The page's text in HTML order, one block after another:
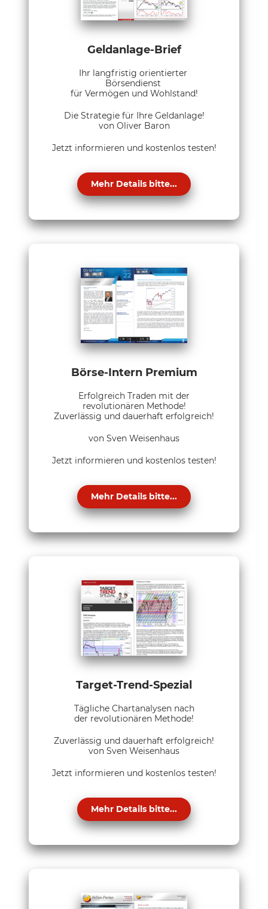
Geldanlage-Brief
Ihr langfristig orientierter
Börsendienst
für Vermögen und Wohlstand!
Die Strategie für Ihre Geldanlage!
von Oliver Baron
Jetzt informieren und kostenlos testen!
Mehr Details bitte...
Börse-Intern Premium
Erfolgreich Traden mit der
revolutionären Methode!
Zuverlässig und dauerhaft erfolgreich!
von Sven Weisenhaus
Jetzt informieren und kostenlos testen!
Mehr Details bitte...
Target-Trend-Spezial
Tägliche Chartanalysen nach
der revolutionären Methode!
Zuverlässig und dauerhaft erfolgreich!
von Sven Weisenhaus
Jetzt informieren und kostenlos testen!
Mehr Details bitte...